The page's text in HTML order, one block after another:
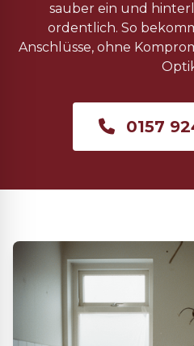
sauber ein und
ordentlich. So
Anschlüsse, ohne
0157